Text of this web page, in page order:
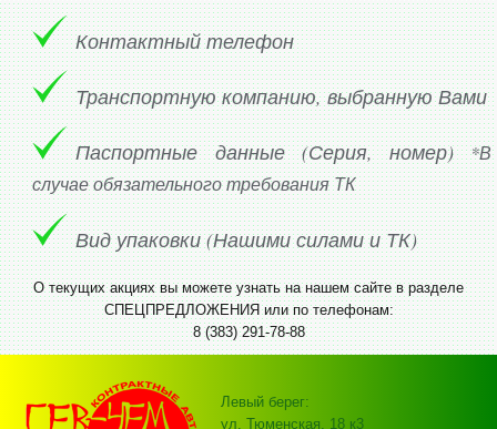
Контактный телефон
Транспортную компанию, выбранную Вами
Паспортные данные (Серия, номер)*В
случае обязательного требования ТК
Вид упаковки (Нашими силами и ТК)
О текущих акциях вы можете узнать на нашем сайте в разделе
СПЕЦПРЕДЛОЖЕНИЯ или по телефонам:
8 (383) 291-78-88
Левый берег:
ул. Тюменская, 18 к3